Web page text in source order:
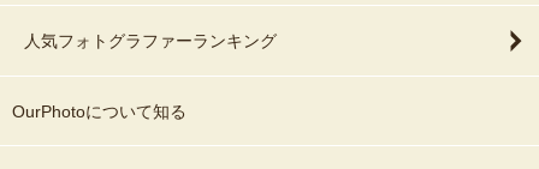
人気フォトグラファーランキング
OurPhotoについて知る